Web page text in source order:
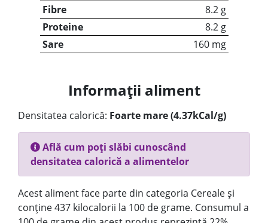
Fibre
8.2 g
Proteine
8.2 g
Sare
160 mg
Informații aliment
Densitatea calorică: Foarte mare (4.37kCal/g)
Află cum poți slăbi cunoscând
densitatea calorică a alimentelor
Acest aliment face parte din categoria Cereale și
conține 437 kilocalorii la 100 de grame. Consumul a